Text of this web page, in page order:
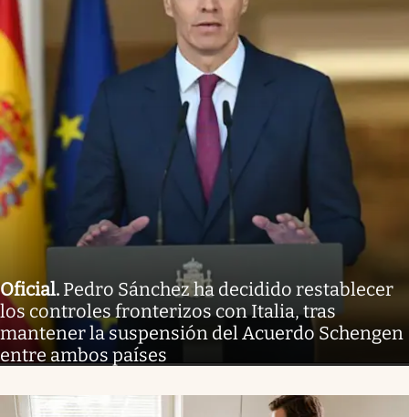
Oficial. Pedro Sánchez ha decidido restablecer
los controles fronterizos con Italia, tras
mantener la suspensión del Acuerdo Schengen
entre ambos países